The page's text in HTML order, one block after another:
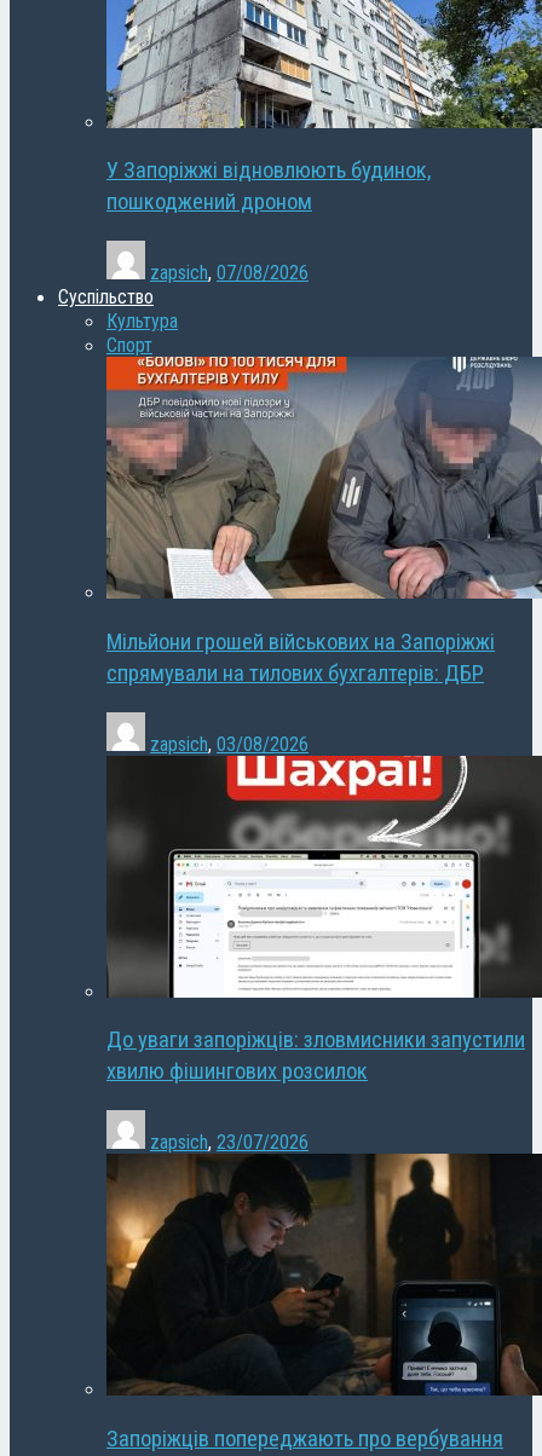
У Запоріжжі відновлюють будинок,
пошкоджений дроном
zapsich, 07/08/2026
Суспільство
Культура
Спорт
Мільйони грошей військових на Запоріжжі
спрямували на тилових бухгалтерів: ДБР
zapsich, 03/08/2026
До уваги запоріжців: зловмисники запустили
хвилю фішингових розсилок
zapsich, 23/07/2026
Запоріжців попереджають про вербування